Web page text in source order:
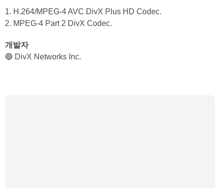
1. H.264/MPEG-4 AVC DivX Plus HD Codec.
2. MPEG-4 Part 2 DivX Codec.
개발자
🔵 DivX Networks Inc.